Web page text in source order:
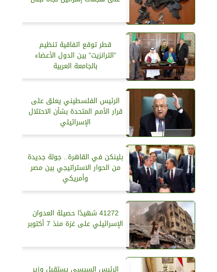
قطر توقع اتفاقية تنظيم
”الترانزيت” بين الدول الأعضاء
بالجامعة العربية
الرئيس الفلسطيني يعلق على
قرار الأمم المتحدة بشأن الاحتلال
الإسرائيلي
بلينكن في القاهرة.. جولة جديدة
من الحوار الاستراتيجي بين مصر
وأمريكي
41272 شهيدًا حصيلة العدوان
الإسرائيلي على غزة منذ 7 أكتوبر
الرئيس السيسي يستقبل وزير